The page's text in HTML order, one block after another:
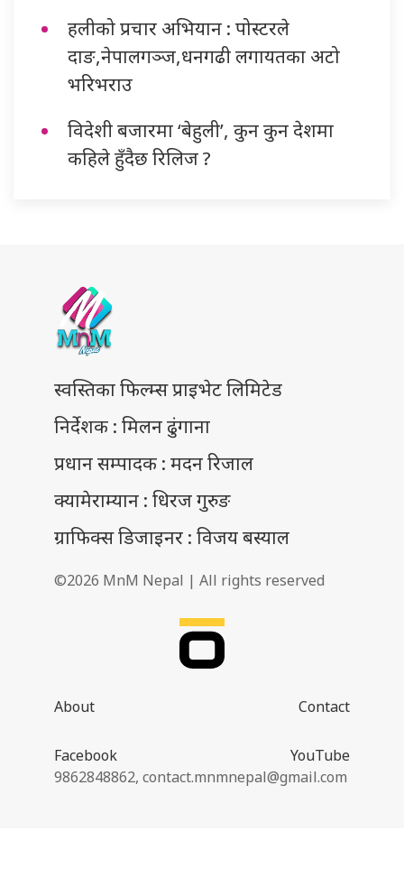
हलीको प्रचार अभियान : पोस्टरले
दाङ,नेपालगञ्ज,धनगढी लगायतका अटो
भरिभराउ
विदेशी बजारमा ‘बेहुली’, कुन कुन देशमा
कहिले हुँदैछ रिलिज ?
स्वस्तिका फिल्म्स प्राइभेट लिमिटेड
निर्देशक : मिलन ढुंगाना
प्रधान सम्पादक : मदन रिजाल
क्यामेराम्यान : धिरज गुरुङ
ग्राफिक्स डिजाइनर : विजय बस्याल
©2026 MnM Nepal | All rights reserved
About Contact
Facebook
YouTube
9862848862, contact.mnmnepal@gmail.com